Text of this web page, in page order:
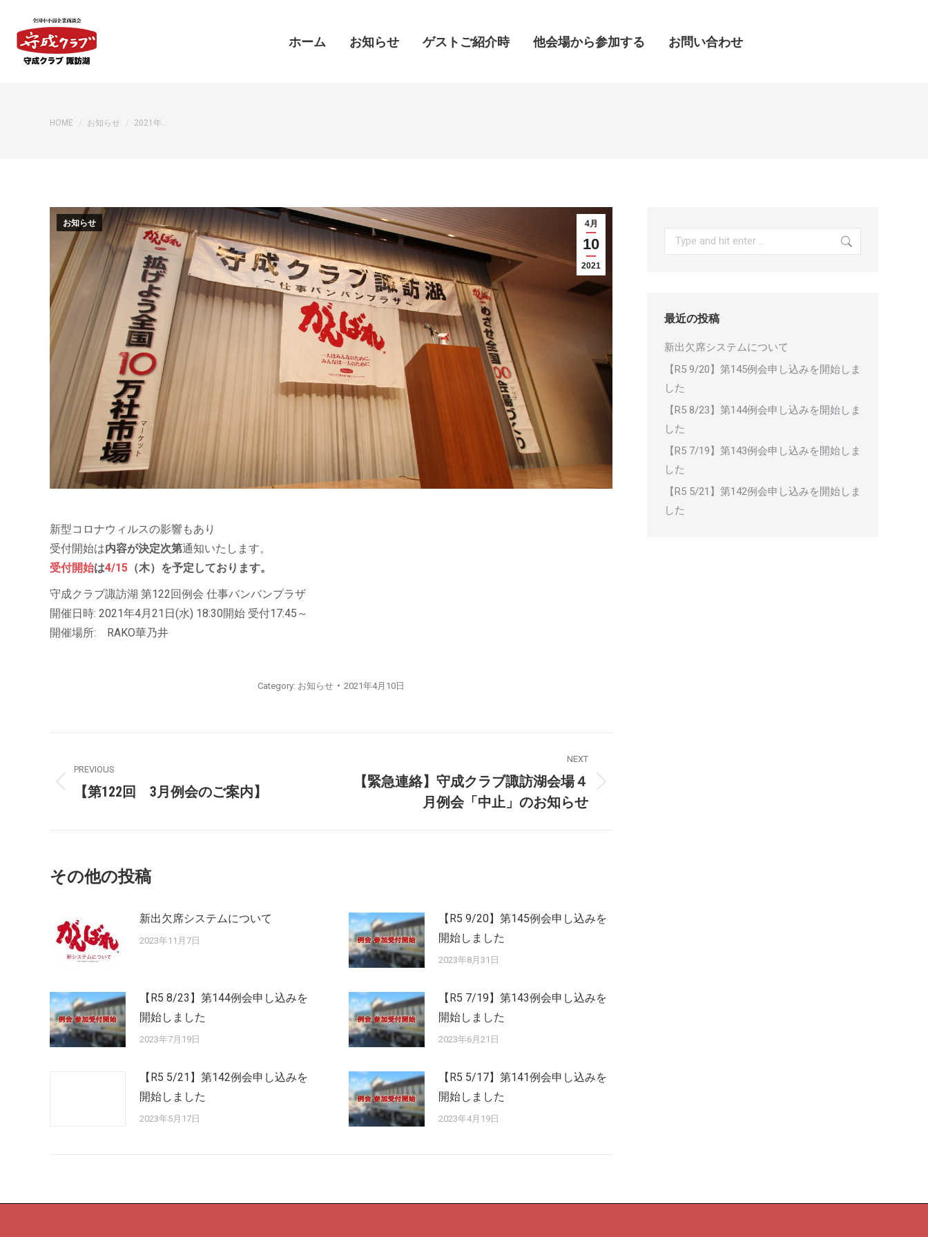
ホーム お知らせ ゲストご紹介時 他会場から参加する お問い合わせ
You are here:
HOME お知らせ 2021年…
4月
10
2021
お知らせ
新型コロナウィルスの影響もあり
受付開始は内容が決定次第通知いたします。
受付開始は4/15 （木）を予定しております。
守成クラブ諏訪湖 第122回例会 仕事バンバンプラザ
開催日時: 2021年4月21日(水) 18:30開始 受付17:45～
開催場所: RAKO華乃井
Category: お知らせ 2021年4月10日
PREVIOUS
【第122回 3月例会のご案内】
NEXT
【緊急連絡】守成クラブ諏訪湖会場４
月例会「中止」のお知らせ
その他の投稿
新出欠席システムについて
2023年11月7日
【R5 9/20】第145例会申し込みを
開始しました
2023年8月31日
【R5 8/23】第144例会申し込みを
開始しました
2023年7月19日
【R5 7/19】第143例会申し込みを
開始しました
2023年6月21日
【R5 5/21】第142例会申し込みを
開始しました
2023年5月17日
【R5 5/17】第141例会申し込みを
開始しました
2023年4月19日
最近の投稿
新出欠席システムについて
【R5 9/20】第145例会申し込みを開始しま
した
【R5 8/23】第144例会申し込みを開始しま
した
【R5 7/19】第143例会申し込みを開始しま
した
【R5 5/21】第142例会申し込みを開始しま
した
ホーム お知らせ ゲストご紹介時 他会場から参加する お問い合わせ